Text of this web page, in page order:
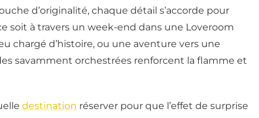
d’originalité, chaque détail s’accorde pour
soit à travers un week-end dans une Loveroom
chargé d’histoire, ou une aventure vers une
savamment orchestrées renforcent la flamme et
destination réserver pour que l’effet de surprise